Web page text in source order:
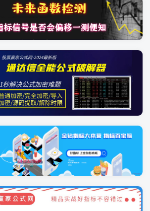
【金
【金指标
【金指标系列】
【金指
【金指标系列】